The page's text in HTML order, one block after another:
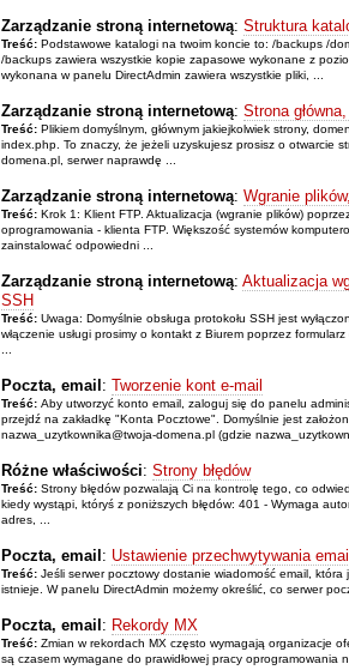
Zarządzanie stroną internetową: Struktura
Treść: Podstawowe katalogi na twoim koncie to: /backups /
/backups zawiera wszystkie kopie zapasowe wykonane z
wykonana w panelu DirectAdmin zawiera wszystkie pliki, ...
Zarządzanie stroną internetową: Strona
Treść: Plikiem domyślnym, głównym jakiejkolwiek strony,
index.php. To znaczy, że jeżeli uzyskujesz prosisz o otwarcie
domena.pl, serwer naprawdę ...
Zarządzanie stroną internetową: Wgranie
Treść: Krok 1: Klient FTP. Aktualizacja (wgranie plików)
oprogramowania - klienta FTP. Większość systemów
zainstalować odpowiedni ...
Zarządzanie stroną internetową: Aktualizacja
SSH
Treść: Uwaga: Domyślnie obsługa protokołu SSH jest
włączenie usługi prosimy o kontakt z Biurem poprzez
Poczta, email : Tworzenie kont e-mail
Treść: Aby utworzyć konto email, zaloguj się do panelu
przejdź na zakładkę "Konta Pocztowe". Domyślnie jest
nazwa_uzytkownika@twoja-domena.pl (gdzie
Różne właściwości: Strony błędów
Treść: Strony błędów pozwalają Ci na kontrolę tego, co
kiedy wystąpi, któryś z poniższych błędów: 401 - Wymaga
adres, ...
Poczta, email : Ustawienie przechwytywania
Treść: Jeśli serwer pocztowy dostanie wiadomość email,
istnieje. W panelu DirectAdmin możemy określić, co serwer
Poczta, email : Rekordy MX
Treść: Zmian w rekordach MX często wymagają organizacje
są czasem wymagane do prawidłowej pracy oprogramowania